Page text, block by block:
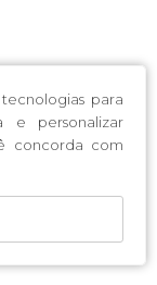
para
e personalizar
concorda com